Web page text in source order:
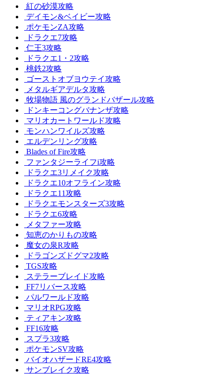
紅の砂漠攻略
デイモン&ベイビー攻略
ポケモンZA攻略
ドラクエ7攻略
仁王3攻略
ドラクエ1・2攻略
桃鉄2攻略
ゴーストオブヨウテイ攻略
メタルギアデルタ攻略
牧場物語 風のグランドバザール攻略
ドンキーコングバナンザ攻略
マリオカートワールド攻略
モンハンワイルズ攻略
エルデンリング攻略
Blades of Fire攻略
ファンタジーライフi攻略
ドラクエ3リメイク攻略
ドラクエ10オフライン攻略
ドラクエ11攻略
ドラクエモンスターズ3攻略
ドラクエ6攻略
メタファー攻略
知恵のかりもの攻略
魔女の泉R攻略
ドラゴンズドグマ2攻略
TGS攻略
ステラーブレイド攻略
FF7リバース攻略
パルワールド攻略
マリオRPG攻略
ティアキン攻略
FF16攻略
スプラ3攻略
ポケモンSV攻略
バイオハザードRE4攻略
サンブレイク攻略